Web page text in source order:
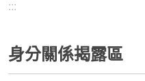
:::
身分關係揭露區